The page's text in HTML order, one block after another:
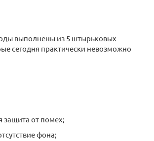
выполнены из 5 штырьковых
сегодня практически невозможно
защита от помех;
фона;